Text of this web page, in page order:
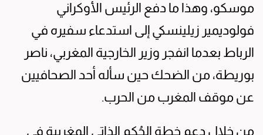
موسكو، وهذا ما دفع الرئيس الأوكراني
فولوديمير زيلينسكي إلى استدعاء سفيره في
الرباط بعدما انفجر وزير الخارجية المغربي، ناصر
بوريطة، من الضحك حين سأله أحد الصحافيين
عن موقف المغرب من الحرب.
من خلال دعم خطة الحُكم الذاتي المغربية في